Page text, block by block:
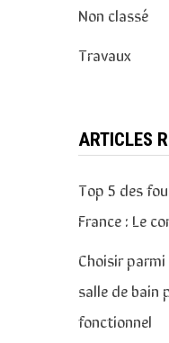
Non classé
Travaux
ARTICLES
Top 5 des
France : Le
Choisir
salle de bain
fonctionnel